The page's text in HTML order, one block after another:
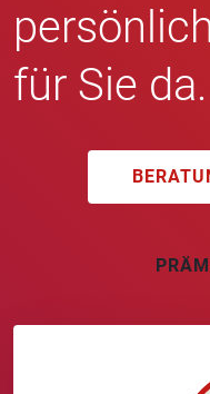
persönlich
für Sie da.